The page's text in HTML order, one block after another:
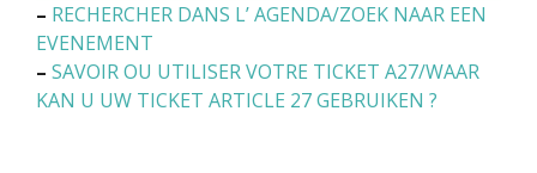
– RECHERCHER DANS L’ AGENDA/ZOEK NAAR EEN
EVENEMENT
– SAVOIR OU UTILISER VOTRE TICKET A27/WAAR
KAN U UW TICKET ARTICLE 27 GEBRUIKEN ?